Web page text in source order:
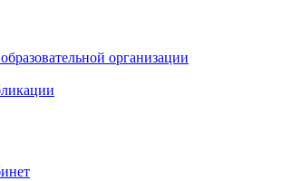
организации